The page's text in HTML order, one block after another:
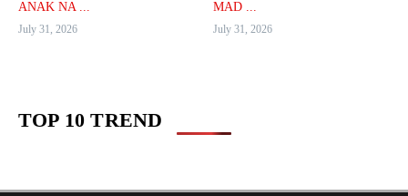
ANAK NA ...
July 31, 2026
MAD ...
July 31, 2026
TOP 10 TREND